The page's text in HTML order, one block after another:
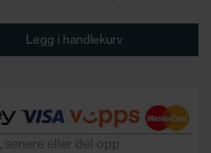
Legg i handlekurv
senere eller del opp